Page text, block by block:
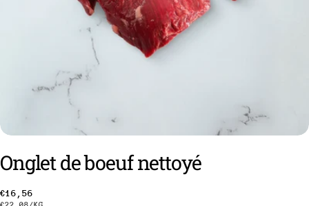
Onglet de boeuf nettoyé
Prix
€16,56